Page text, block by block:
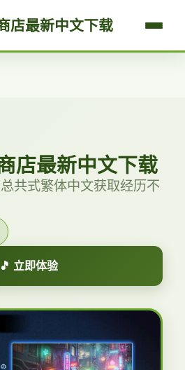
店最新中文下载
店最新中文下载
共式繁体中文获取经历不
🎵 立即体验